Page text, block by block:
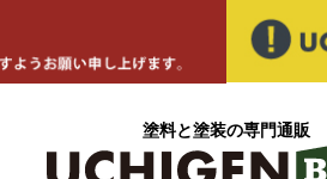
塗料と塗装の専門通販